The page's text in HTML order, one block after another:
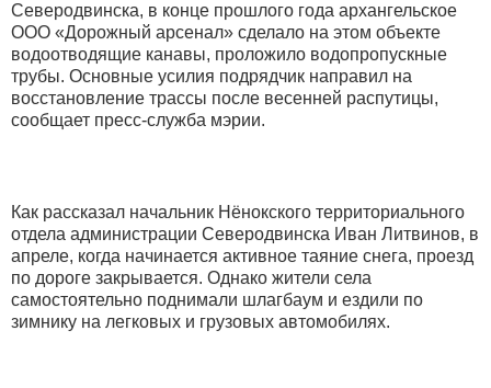
Северодвинска, в конце прошлого года архангельское
ООО «Дорожный арсенал» сделало на этом объекте
водоотводящие канавы, проложило водопропускные
трубы. Основные усилия подрядчик направил на
восстановление трассы после весенней распутицы,
сообщает пресс-служба мэрии.
Как рассказал начальник Нёнокского территориального
отдела администрации Северодвинска Иван Литвинов, в
апреле, когда начинается активное таяние снега, проезд
по дороге закрывается. Однако жители села
самостоятельно поднимали шлагбаум и ездили по
зимнику на легковых и грузовых автомобилях.